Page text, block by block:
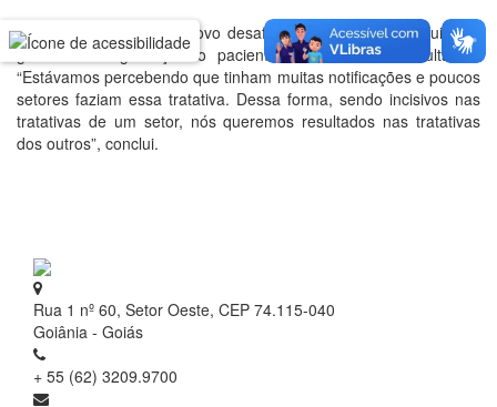
Estefany diz que esse novo desafio foi criado com o intuito de
garantir a segurança do paciente e mostrar os resultados.
“Estávamos percebendo que tinham muitas notificações e poucos
setores faziam essa tratativa. Dessa forma, sendo incisivos nas
tratativas de um setor, nós queremos resultados nas tratativas
dos outros”, conclui.
Rua 1 nº 60, Setor Oeste, CEP 74.115-040
Goiânia - Goiás
+ 55 (62) 3209.9700